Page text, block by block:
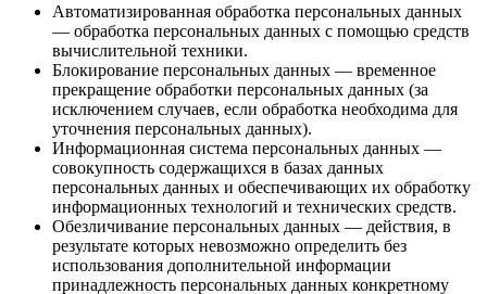
Автоматизированная обработка персональных данных
— обработка персональных данных с помощью средств
вычислительной техники.
Блокирование персональных данных — временное
прекращение обработки персональных данных (за
исключением случаев, если обработка необходима для
уточнения персональных данных).
Информационная система персональных данных —
совокупность содержащихся в базах данных
персональных данных и обеспечивающих их обработку
информационных технологий и технических средств.
Обезличивание персональных данных — действия, в
результате которых невозможно определить без
использования дополнительной информации
принадлежность персональных данных конкретному